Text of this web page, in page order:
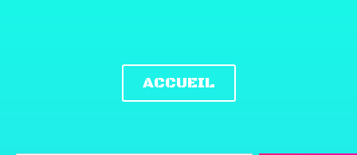
ACCUEIL